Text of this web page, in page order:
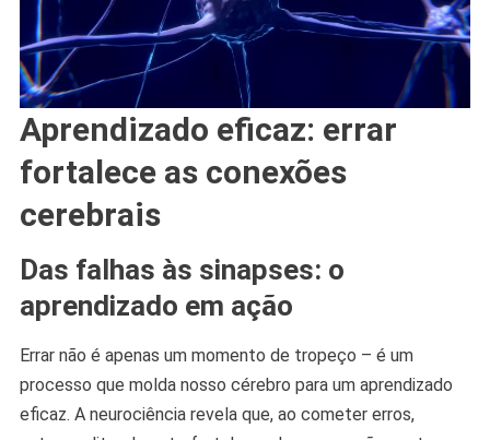
Aprendizado eficaz: errar
fortalece as conexões
cerebrais
Das falhas às sinapses: o
aprendizado em ação
Errar não é apenas um momento de tropeço – é um
processo que molda nosso cérebro para um aprendizado
eficaz. A neurociência revela que, ao cometer erros,